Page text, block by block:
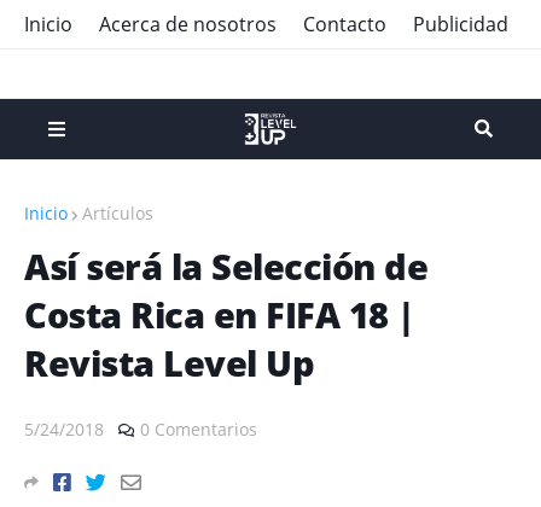
Inicio Acerca de nosotros Contacto Publicidad
Inicio Artículos
Así será la Selección de
Costa Rica en FIFA 18 |
Revista Level Up
5/24/2018 0 Comentarios